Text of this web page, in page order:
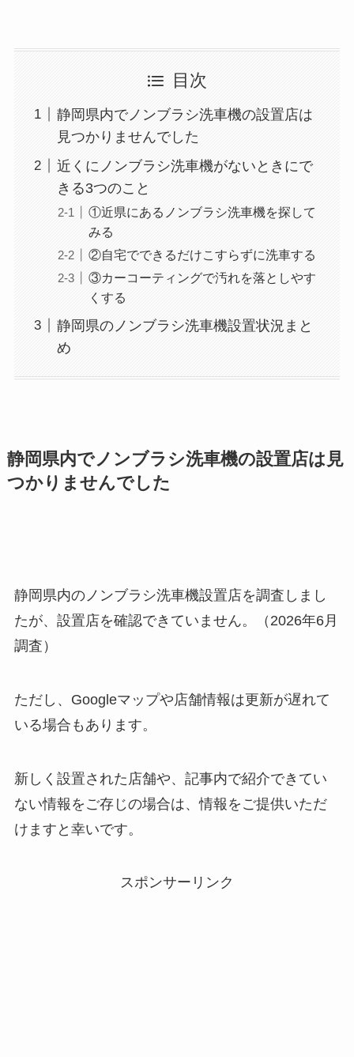
目次
静岡県内でノンブラシ洗車機の設置店は
見つかりませんでした
近くにノンブラシ洗車機がないときにで
きる3つのこと
①近県にあるノンブラシ洗車機を探して
みる
②自宅でできるだけこすらずに洗車する
③カーコーティングで汚れを落としやす
くする
静岡県のノンブラシ洗車機設置状況まと
め
静岡県内でノンブラシ洗車機の設置店は見
つかりませんでした
静岡県内のノンブラシ洗車機設置店を調査しまし
たが、設置店を確認できていません。（2026年6月
調査）
ただし、Googleマップや店舗情報は更新が遅れて
いる場合もあります。
新しく設置された店舗や、記事内で紹介できてい
ない情報をご存じの場合は、情報をご提供いただ
けますと幸いです。
スポンサーリンク